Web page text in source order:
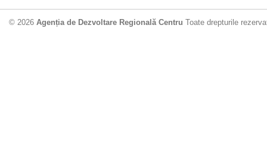
© 2026 Agenția de Dezvoltare Regională Centru Toate drepturile